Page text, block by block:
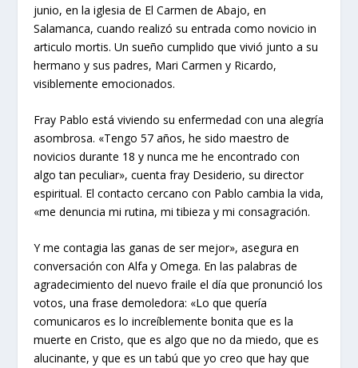
junio, en la iglesia de El Carmen de Abajo, en
Salamanca, cuando realizó su entrada como novicio in
articulo mortis. Un sueño cumplido que vivió junto a su
hermano y sus padres, Mari Carmen y Ricardo,
visiblemente emocionados.
Fray Pablo está viviendo su enfermedad con una alegría
asombrosa. «Tengo 57 años, he sido maestro de
novicios durante 18 y nunca me he encontrado con
algo tan peculiar», cuenta fray Desiderio, su director
espiritual. El contacto cercano con Pablo cambia la vida,
«me denuncia mi rutina, mi tibieza y mi consagración.
Y me contagia las ganas de ser mejor», asegura en
conversación con Alfa y Omega. En las palabras de
agradecimiento del nuevo fraile el día que pronunció los
votos, una frase demoledora: «Lo que quería
comunicaros es lo increíblemente bonita que es la
muerte en Cristo, que es algo que no da miedo, que es
alucinante, y que es un tabú que yo creo que hay que